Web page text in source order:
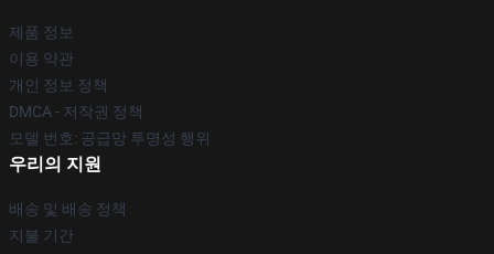
제품 정보
이용 약관
개인 정보 정책
DMCA - 저작권 정책
모델 번호: 공급망 투명성 행위
우리의 지원
배송 및 배송 정책
지불 기간